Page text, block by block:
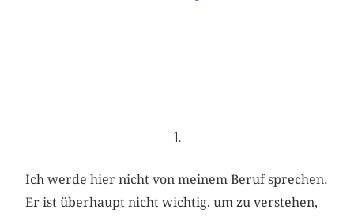
1.
Ich werde hier nicht von meinem Beruf sprechen.
Er ist überhaupt nicht wichtig, um zu verstehen,